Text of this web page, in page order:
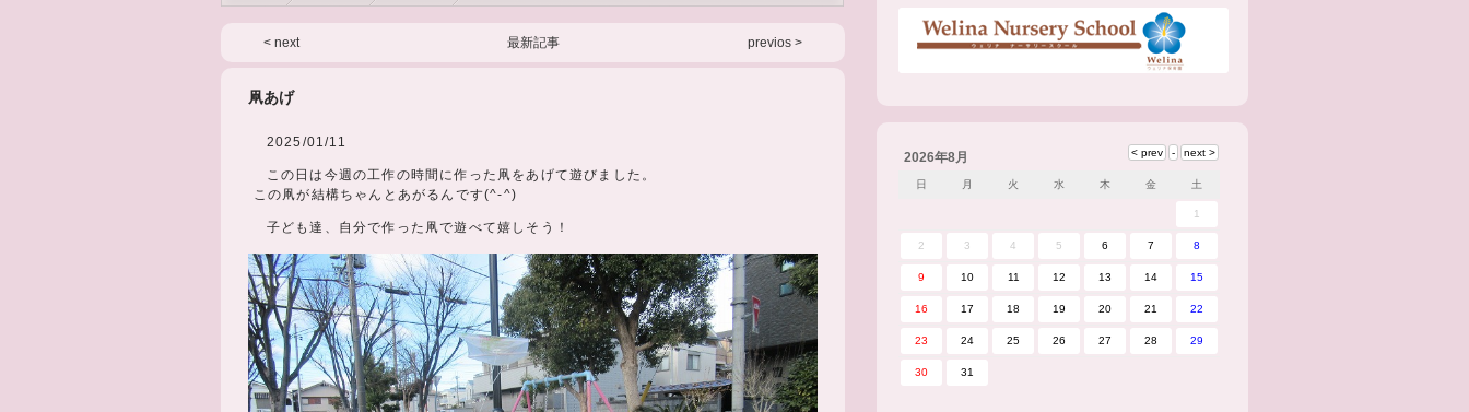
< next 最新記事 previos >
凧あげ
2025/01/11
この日は今週の工作の時間に作った凧をあげて遊びました。
この凧が結構ちゃんとあがるんです(^-^)
子ども達、自分で作った凧で遊べて嬉しそう！
2026年8月
日 月 火 水 木 金 土
1
2 3 4 5 6 7 8
9 10 11 12 13 14 15
16 17 18 19 20 21 22
23 24 25 26 27 28 29
30 31